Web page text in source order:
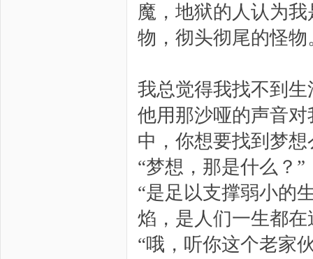
魔，地狱的人认为
物，彻头彻尾的怪物
我总觉得我找不到
他用那沙哑的声音
中，你想要找到梦想
“梦想，那是什么？”
“是足以支撑弱小的
焰，是人们一生都在
“哦，听你这个老家